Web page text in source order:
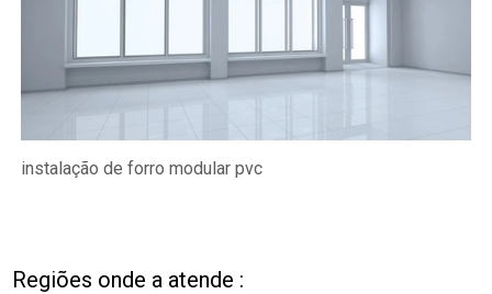
instalação de forro modular pvc
Regiões onde a atende :